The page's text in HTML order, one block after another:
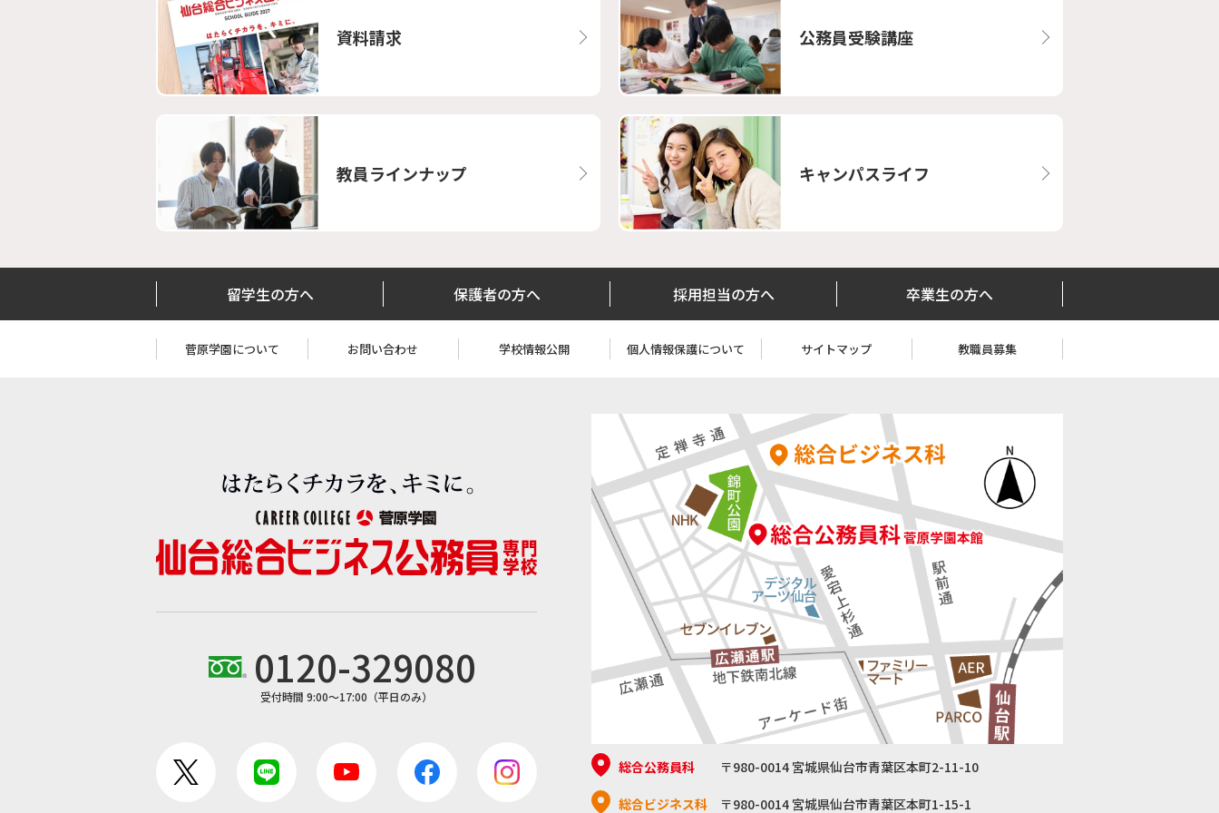
資料請求 公務員受験講座
教員ラインナップ キャンパスライフ
留学生の方へ 保護者の方へ 採用担当の方へ 卒業生の方へ
菅原学園について お問い合わせ 学校情報公開 個人情報保護について サイトマップ 教職員募集
0120-329080
受付時間 9:00〜17:00（平日のみ）
総合公務員科 〒980-0014 宮城県仙台市青葉区本町2-11-10
総合ビジネス科 〒980-0014 宮城県仙台市青葉区本町1-15-1